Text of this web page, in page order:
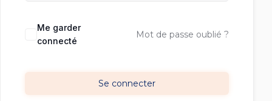
Me garder
connecté
Mot de passe oublié ?
Se connecter